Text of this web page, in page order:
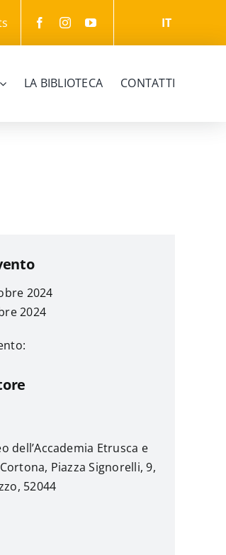
IT
LA BIBLIOTECA CONTATTI
2024
2024
dell’Accademia Etrusca e
Piazza Signorelli, 9,
52044